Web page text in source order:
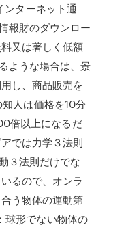
ンターネット通
報財のダウンロー
又は著しく低額
ような場合は、景
し、商品販売を
人は価格を10分
倍以上になるだ
では力学３法則
３法則だけでな
るので、オンラ
う物体の運動第
球形でない物体の